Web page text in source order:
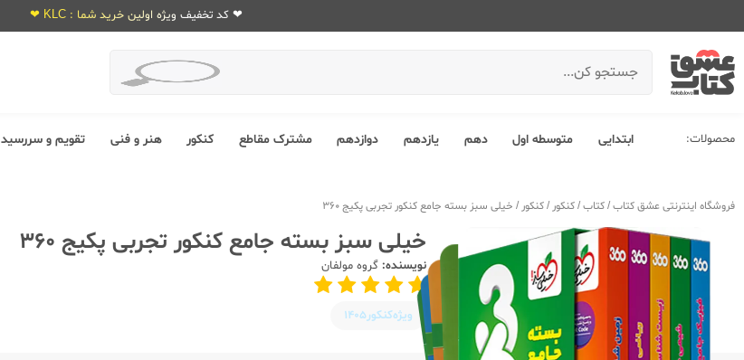
❤ کد تخفیف ویژه اولین خرید شما : KLC ❤
محصولات: ابتدایی متوسطه اول دهم یازدهم دوازدهم مشترک مقاطع کنکور هنر و فنی تقویم و سررسید
فروشگاه اینترنتی عشق کتاب/کتاب/کنکور /کنکور / خیلی سبز بسته جامع کنکور تجربی پکیج 360
خیلی سبز بسته جامع کنکور تجربی پکیج 360
نویسنده: گروه مولفان
ویژه‌کنکور1405